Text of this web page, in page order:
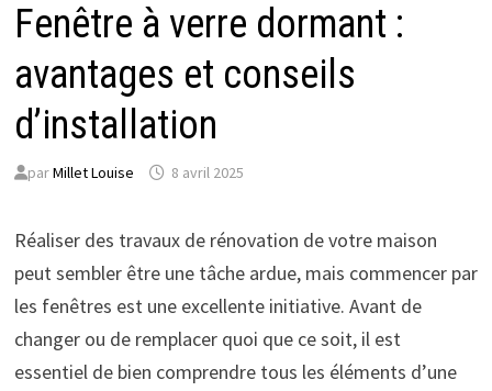
Fenêtre à verre dormant :
avantages et conseils
d’installation
parMillet Louise 8 avril 2025
Réaliser des travaux de rénovation de votre maison
peut sembler être une tâche ardue, mais commencer par
les fenêtres est une excellente initiative. Avant de
changer ou de remplacer quoi que ce soit, il est
essentiel de bien comprendre tous les éléments d’une